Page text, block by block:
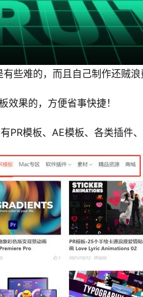
些难的，而且自己制作还贼浪
果的，方便省事快捷！
模板、AE模板、各类插件、